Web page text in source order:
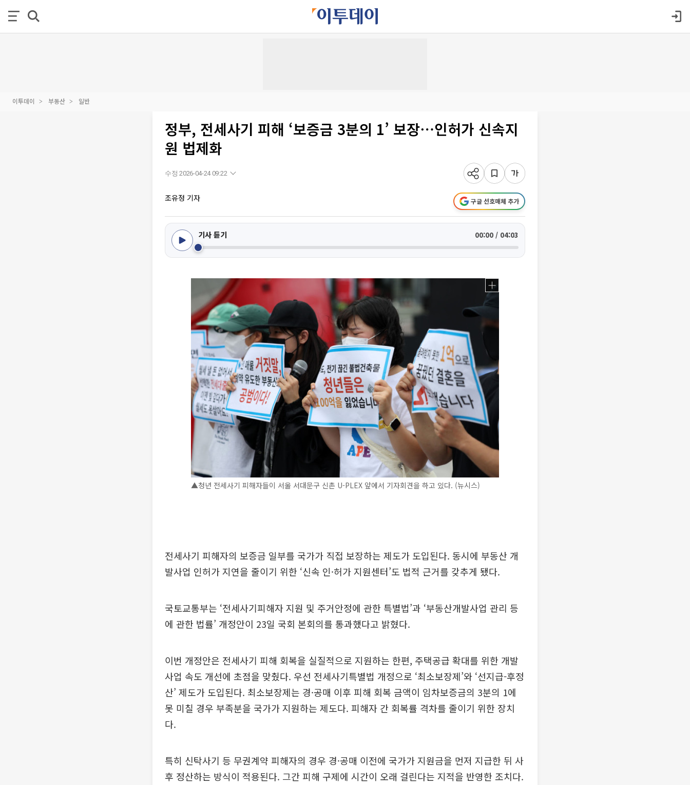
이투데이 부동산 일반
정부, 전세사기 피해 ‘보증금 3분의 1’ 보장⋯인허가 신속지
원 법제화
수정 2026-04-24 09:22
조유정 기자 구글 선호매체 추가
기사 듣기 00:00 / 04:03
▲청년 전세사기 피해자들이 서울 서대문구 신촌 U-PLEX 앞에서 기자회견을 하고 있다. (뉴시스)
전세사기 피해자의 보증금 일부를 국가가 직접 보장하는 제도가 도입된다. 동시에 부동산 개
발사업 인허가 지연을 줄이기 위한 ‘신속 인·허가 지원센터’도 법적 근거를 갖추게 됐다.
국토교통부는 ‘전세사기피해자 지원 및 주거안정에 관한 특별법’과 ‘부동산개발사업 관리 등
에 관한 법률’ 개정안이 23일 국회 본회의를 통과했다고 밝혔다.
이번 개정안은 전세사기 피해 회복을 실질적으로 지원하는 한편, 주택공급 확대를 위한 개발
사업 속도 개선에 초점을 맞췄다. 우선 전세사기특별법 개정으로 ‘최소보장제’와 ‘선지급-후정
산’ 제도가 도입된다. 최소보장제는 경·공매 이후 피해 회복 금액이 임차보증금의 3분의 1에
못 미칠 경우 부족분을 국가가 지원하는 제도다. 피해자 간 회복률 격차를 줄이기 위한 장치
다.
특히 신탁사기 등 무권계약 피해자의 경우 경·공매 이전에 국가가 지원금을 먼저 지급한 뒤 사
후 정산하는 방식이 적용된다. 그간 피해 구제에 시간이 오래 걸린다는 지적을 반영한 조치다.